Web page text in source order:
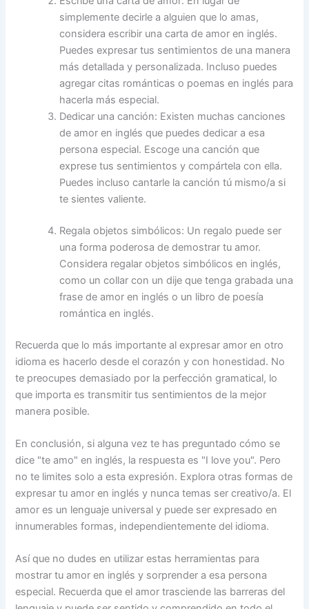
simplemente decirle a alguien que lo amas,
considera escribir una carta de amor en inglés.
Puedes expresar tus sentimientos de una manera
más detallada y personalizada. Incluso puedes
agregar citas románticas o poemas en inglés para
hacerla más especial.
Dedicar una canción: Existen muchas canciones
de amor en inglés que puedes dedicar a esa
persona especial. Escoge una canción que
exprese tus sentimientos y compártela con ella.
Puedes incluso cantarle la canción tú mismo/a si
te sientes valiente.
Regala objetos simbólicos: Un regalo puede ser
una forma poderosa de demostrar tu amor.
Considera regalar objetos simbólicos en inglés,
como un collar con un dije que tenga grabada una
frase de amor en inglés o un libro de poesía
romántica en inglés.
Recuerda que lo más importante al expresar amor en otro
idioma es hacerlo desde el corazón y con honestidad. No
te preocupes demasiado por la perfección gramatical, lo
que importa es transmitir tus sentimientos de la mejor
manera posible.
En conclusión, si alguna vez te has preguntado cómo se
dice "te amo" en inglés, la respuesta es "I love you". Pero
no te limites solo a esta expresión. Explora otras formas de
expresar tu amor en inglés y nunca temas ser creativo/a. El
amor es un lenguaje universal y puede ser expresado en
innumerables formas, independientemente del idioma.
Así que no dudes en utilizar estas herramientas para
mostrar tu amor en inglés y sorprender a esa persona
especial. Recuerda que el amor trasciende las barreras del